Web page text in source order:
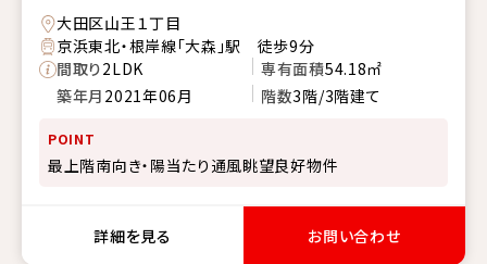
大田区山王１丁目
京浜東北・根岸線「大森」駅 徒歩9分
間取り2LDK 専有面積54.18㎡
築年月 2021年06月 階数3階/3階建て
POINT
最上階南向き・陽当たり通風眺望良好物件
詳細を見る お問い合わせ